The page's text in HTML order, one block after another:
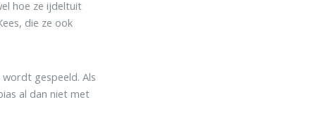
hoe ze ijdeltuit
die ze ook
gespeeld. Als
al dan niet met